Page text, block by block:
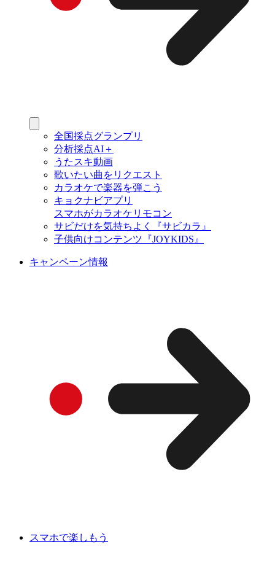
全国採点グランプリ
分析採点AI＋
うたスキ動画
歌いたい曲をリクエスト
カラオケで楽器を弾こう
キョクナビアプリ
スマホがカラオケリモコン
サビだけを気持ちよく『サビカラ』
子供向けコンテンツ『JOYKIDS』
キャンペーン情報
スマホで楽しもう